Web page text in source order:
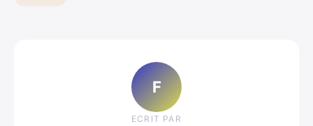
F
ECRIT PAR